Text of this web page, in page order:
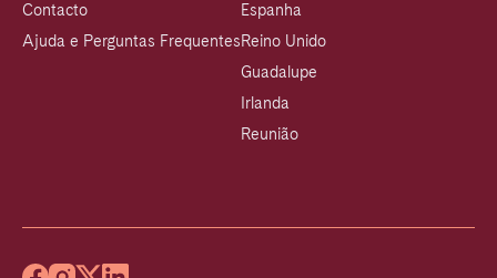
Contacto
Ajuda e Perguntas Frequentes
Espanha
Reino Unido
Guadalupe
Irlanda
Reunião